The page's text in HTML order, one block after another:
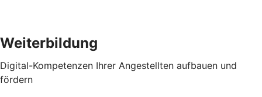
Weiterbildung
Digital-Kompetenzen Ihrer Angestellten aufbauen und
fördern